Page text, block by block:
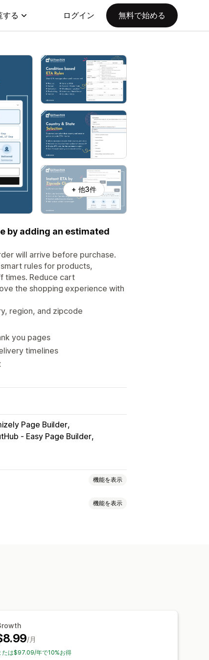
する ログイン 無料で始める
+ 他3件
by adding an estimated
will arrive before purchase.
rules for products,
times. Reduce cart
the shopping experience with
region, and zipcode
you pages
timelines
Page Builder
‑ Easy Page Builder
機能を表示
機能を表示
/月
たは$97.09/年で10%お得